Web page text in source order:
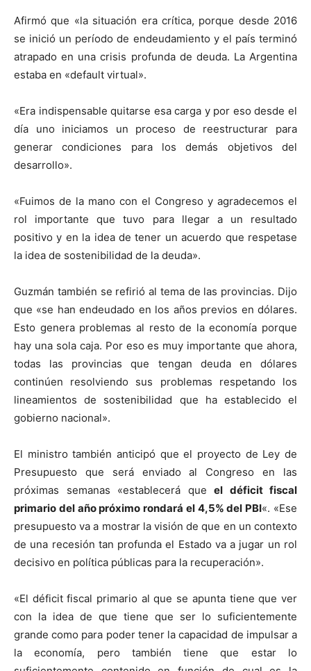
Afirmó que «la situación era crítica, porque desde 2016
se inició un período de endeudamiento y el país terminó
atrapado en una crisis profunda de deuda. La Argentina
estaba en «default virtual».
«Era indispensable quitarse esa carga y por eso desde el
día uno iniciamos un proceso de reestructurar para
generar condiciones para los demás objetivos del
desarrollo».
«Fuimos de la mano con el Congreso y agradecemos el
rol importante que tuvo para llegar a un resultado
positivo y en la idea de tener un acuerdo que respetase
la idea de sostenibilidad de la deuda».
Guzmán también se refirió al tema de las provincias. Dijo
que «se han endeudado en los años previos en dólares.
Esto genera problemas al resto de la economía porque
hay una sola caja. Por eso es muy importante que ahora,
todas las provincias que tengan deuda en dólares
continúen resolviendo sus problemas respetando los
lineamientos de sostenibilidad que ha establecido el
gobierno nacional».
El ministro también anticipó que el proyecto de Ley de
Presupuesto que será enviado al Congreso en las
próximas semanas «establecerá que el déficit fiscal
primario del año próximo rondará el 4,5% del PBI«. «Ese
presupuesto va a mostrar la visión de que en un contexto
de una recesión tan profunda el Estado va a jugar un rol
decisivo en política públicas para la recuperación».
«El déficit fiscal primario al que se apunta tiene que ver
con la idea de que tiene que ser lo suficientemente
grande como para poder tener la capacidad de impulsar a
la economía, pero también tiene que estar lo